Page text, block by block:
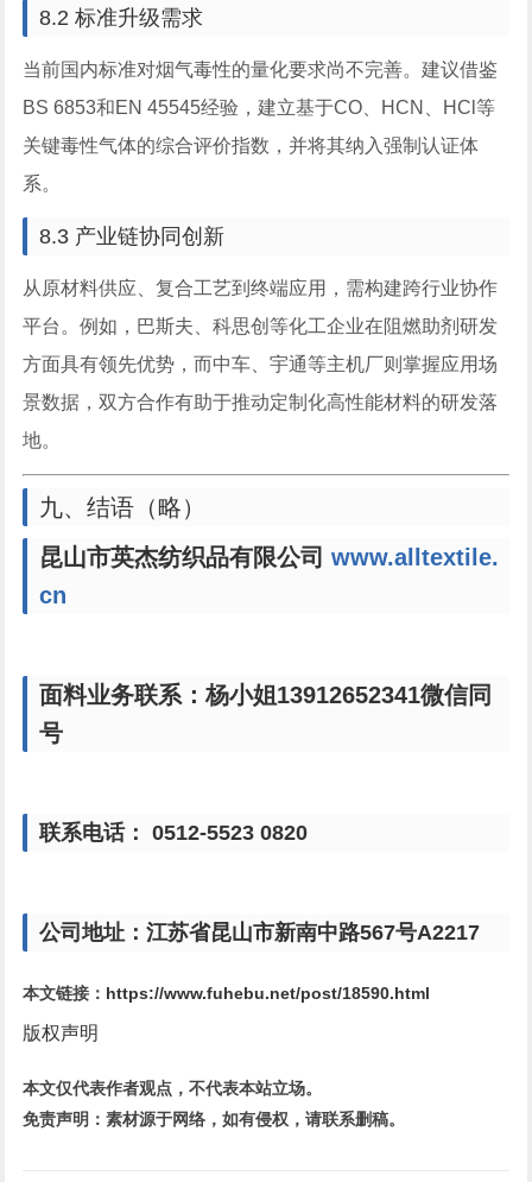
8.2 标准升级需求
当前国内标准对烟气毒性的量化要求尚不完善。建议借鉴
BS 6853和EN 45545经验，建立基于CO、HCN、HCl等
关键毒性气体的综合评价指数，并将其纳入强制认证体
系。
8.3 产业链协同创新
从原材料供应、复合工艺到终端应用，需构建跨行业协作
平台。例如，巴斯夫、科思创等化工企业在阻燃助剂研发
方面具有领先优势，而中车、宇通等主机厂则掌握应用场
景数据，双方合作有助于推动定制化高性能材料的研发落
地。
九、结语（略）
昆山市英杰纺织品有限公司www.alltextile.
cn
面料业务联系：杨小姐13912652341微信同
号
联系电话： 0512-5523 0820
公司地址：江苏省昆山市新南中路567号A2217
本文链接： https://www.fuhebu.net/post/18590.html
版权声明
本文仅代表作者观点，不代表本站立场。
免责声明：素材源于网络，如有侵权，请联系删稿。